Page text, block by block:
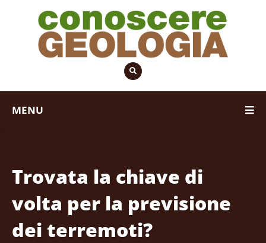
MENU
Trovata la chiave di
volta per la previsione
dei terremoti?